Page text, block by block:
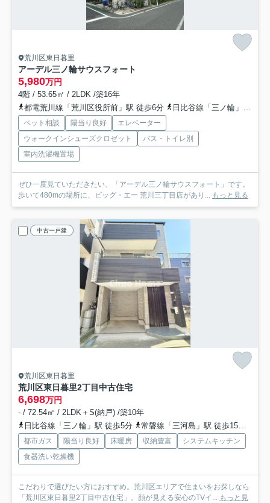
荒川区東日暮里
アーデル三ノ輪サウスフォート
5,980万円
4階 / 53.65㎡ / 2LDK /築16年
都電荒川線「荒川区役所前」駅 徒歩6分
日比谷線「三ノ輪」駅 徒歩9分
ペット相談 陽当り良好
エレベーター
ウォークインシューズクロゼット
バス・トイレ別
室内洗濯機置場
ぜひ一度見ていただきたい、「アーデル三ノ輪サウスフォート」です。
歩いて480mの場所に、ビッグ・エー 荒川三丁目店があり... もっと見る
中古一戸建
荒川区東日暮里
荒川区東日暮里2丁目中古住宅
6,698万円
- / 72.54㎡ / 2LDK＋S(納戸) /築10年
日比谷線「三ノ輪」駅 徒歩5分
常磐線「三河島」駅 徒歩15分
都市ガス 陽当り良好 床暖房 収納豊富
システムキッチン
食器洗い乾燥機
こだわりで選びたい方におすすめ。荒川区エリアで住まいをお探しなら
「荒川区東日暮里2丁目中古住宅」。顔が見える安心のTVイ... もっと見